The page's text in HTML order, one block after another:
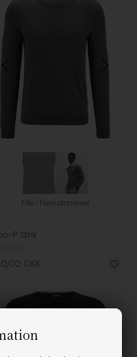
Fås i flere størrelser
P Strik
DKK